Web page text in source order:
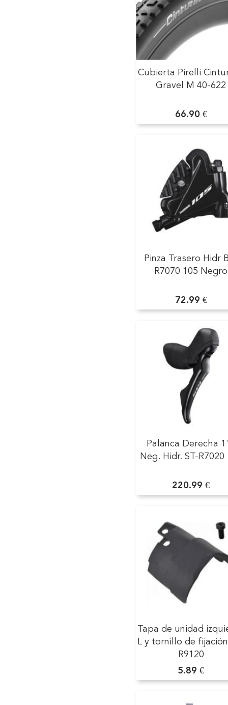
Cubierta Pirelli
Gravel M 40-622
66.90 €
Pinza Trasero Hidr
R7070 105 Negro
72.99 €
Palanca Derecha
Neg. Hidr. ST-R7020
220.99 €
Tapa de unidad
L y tornillo de
R9120
5.89 €